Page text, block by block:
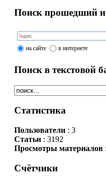
Поиск прошедший
на сайте в интернете
Поиск в текстовой
Статистика
Пользователи: 3
Статьи: 3192
Просмотры материалов
Счётчики